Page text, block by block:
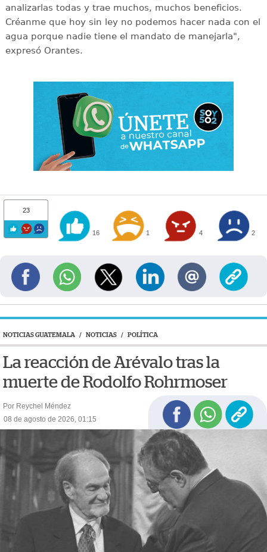
analizarlas todas y trae muchos, muchos beneficios.
Créanme que hoy sin ley no podemos hacer nada con el
agua porque nadie tiene el mandato de manejarla",
expresó Orantes.
23
16 1 4 2
NOTICIAS GUATEMALA / NOTICIAS / POLÍTICA
La reacción de Arévalo tras la
muerte de Rodolfo Rohrmoser
Por Reychel Méndez
08 de agosto de 2026, 01:15